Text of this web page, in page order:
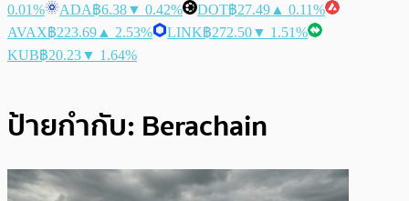
0.01%
ADA฿6.38▼ 0.42% DOT฿27.49 ▲ 0.11%
AVAX฿223.69 ▲ 2.53% LINK฿272.50▼ 1.51%
KUB฿20.23▼ 1.64%
ป้ายกำกับ: Berachain